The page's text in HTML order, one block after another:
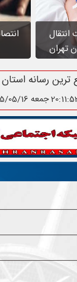
انتقال
تهران
رسانه استان
جمعه 1405/05/16